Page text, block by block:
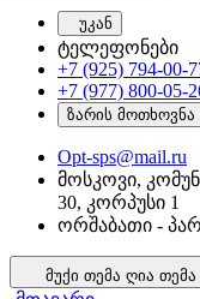
უკან
ტელეფონები
+7 (925) 794-00-
+7 (977) 800-05-
ზარის მოთხოვნა
Opt-sps@mail.ru
მოსკოვი,
30, კორპუსი 1
ორშაბათი -
მუქი თემა ღია თემა